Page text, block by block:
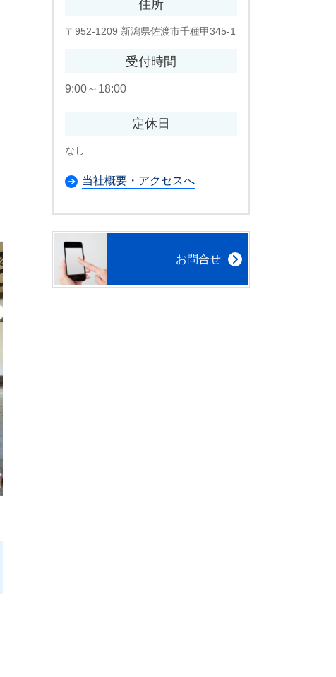
住所
〒952-1209 新潟県佐渡市千種甲345-1
受付時間
9:00～18:00
定休日
なし
当社概要・アクセスへ
お問合せ